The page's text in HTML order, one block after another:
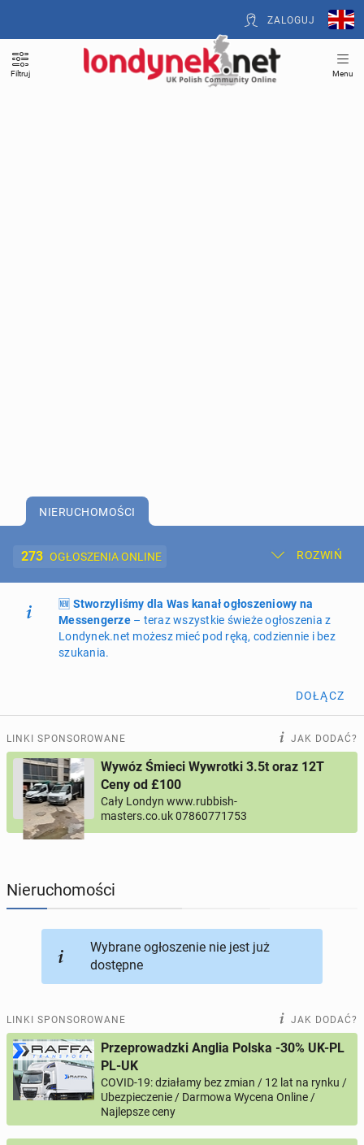
ZALOGUJ
Filtruj Menu
NIERUCHOMOŚCI
273 OGŁOSZENIA ONLINE ROZWIŃ
Dodaj ogłoszenie Moje ogłoszenia
Oferta i cennik ogłoszeń
ogłoszenia online
PROFILE KANDYDATÓW 304 profile online
USŁUGI 166
KUPIĘ & SPRZEDAM
TOWARZYSKIE 117ogłoszeń online
🆕 Stworzyliśmy dla Was kanał ogłoszeniowy na
Messengerze– teraz wszystkie świeże ogłoszenia z
Londynek.net możesz mieć pod ręką, codziennie i bez
szukania.
DOŁĄCZ
LINKI SPONSOROWANE JAK DODAĆ?
Wywóz Śmieci Wywrotki 3.5t oraz 12T
Ceny od £100
Cały Londyn www.rubbish-
masters.co.uk 07860771753
Nieruchomości
Wybrane ogłoszenie nie jest już
dostępne
LINKI SPONSOROWANE JAK DODAĆ?
Przeprowadzki Anglia Polska -30% UK-PL
PL-UK
COVID-19: działamy bez zmian / 12 lat na rynku /
Ubezpieczenie / Darmowa Wycena Online /
Najlepsze ceny